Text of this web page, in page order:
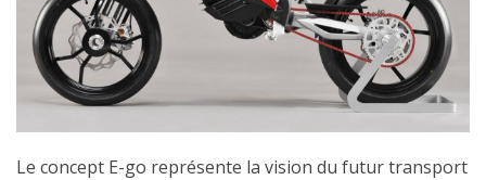
Le concept E-go représente la vision du futur transport